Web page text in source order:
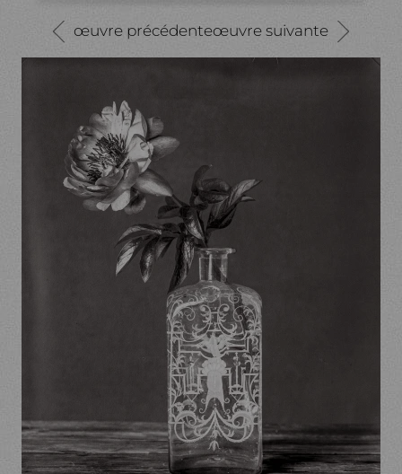
œuvre précédenteœuvre suivante